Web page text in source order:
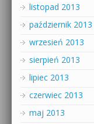
listopad 2013
październik 2013
wrzesień 2013
sierpień 2013
lipiec 2013
czerwiec 2013
maj 2013